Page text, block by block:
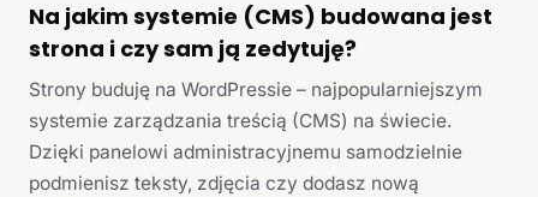
Na jakim systemie (CMS) budowana jest
strona i czy sam ją zedytuję?
Strony buduję na WordPressie – najpopularniejszym
systemie zarządzania treścią (CMS) na świecie.
Dzięki panelowi administracyjnemu samodzielnie
podmienisz teksty, zdjęcia czy dodasz nową